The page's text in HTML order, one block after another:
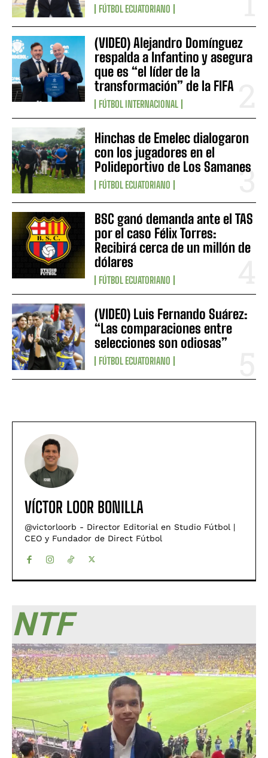
FÚTBOL ECUATORIANO
(VIDEO) Alejandro Domínguez
respalda a Infantino y asegura
que es “el líder de la
transformación” de la FIFA
FÚTBOL INTERNACIONAL
Hinchas de Emelec dialogaron
con los jugadores en el
Polideportivo de Los Samanes
FÚTBOL ECUATORIANO
BSC ganó demanda ante el TAS
por el caso Félix Torres:
Recibirá cerca de un millón de
dólares
FÚTBOL ECUATORIANO
(VIDEO) Luis Fernando Suárez:
“Las comparaciones entre
selecciones son odiosas”
FÚTBOL ECUATORIANO
VÍCTOR LOOR BONILLA
@victorloorb - Director Editorial en Studio Fútbol |
CEO y Fundador de Direct Fútbol
NTF